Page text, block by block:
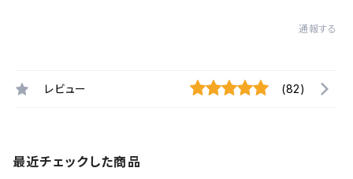
通報する
レビュー (82)
最近チェックした商品